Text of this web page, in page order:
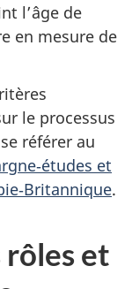
l’âge de
en mesure de
le processus
référer au
et
.
rôles et